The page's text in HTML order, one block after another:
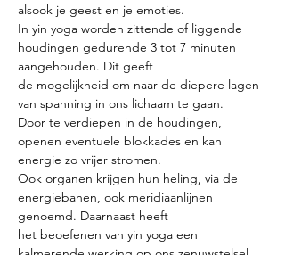
alsook je geest en je emoties.
In yin yoga worden zittende of liggende
houdingen gedurende 3 tot 7 minuten
aangehouden. Dit geeft
de mogelijkheid om naar de diepere lagen
van spanning in ons lichaam te gaan.
Door te verdiepen in de houdingen,
openen eventuele blokkades en kan
energie zo vrijer stromen.
Ook organen krijgen hun heling, via de
energiebanen, ook meridiaanlijnen
genoemd. Daarnaast heeft
het beoefenen van yin yoga een